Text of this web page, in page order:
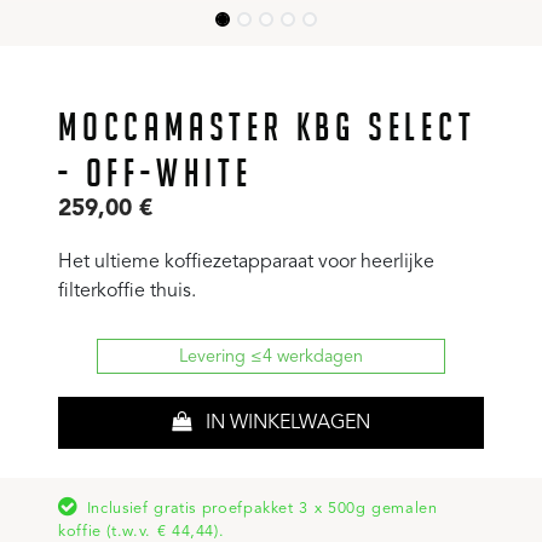
MOCCAMASTER KBG SELECT
- OFF-WHITE
259,00 €
Het ultieme koffiezetapparaat voor heerlijke
filterkoffie thuis.
Levering ≤4 werkdagen
IN WINKELWAGEN
Inclusief gratis proefpakket 3 x 500g gemalen
koffie (t.w.v. € 44,44).